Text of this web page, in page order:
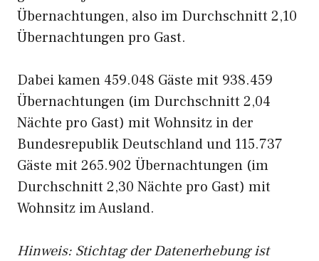
Übernachtungen, also im Durchschnitt 2,10
Übernachtungen pro Gast.
Dabei kamen 459.048 Gäste mit 938.459
Übernachtungen (im Durchschnitt 2,04
Nächte pro Gast) mit Wohnsitz in der
Bundesrepublik Deutschland und 115.737
Gäste mit 265.902 Übernachtungen (im
Durchschnitt 2,30 Nächte pro Gast) mit
Wohnsitz im Ausland.
Hinweis: Stichtag der Datenerhebung ist